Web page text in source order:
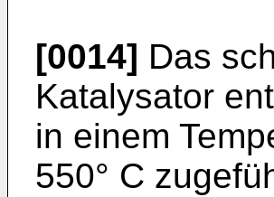
[0014] Das
Katalysator
in einem
550° C